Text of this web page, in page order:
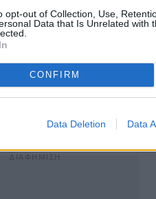
opt-out of Collection, Use,
Data that Is Unrelated with
CONFIRM
Data Deletion Data
ακολουθούμενη
Άνδρος με 14.155.505 με
στους κλάδους
οι αυξήσεις στη Μήλο κατά